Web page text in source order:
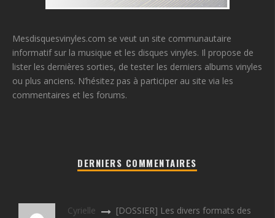
Mesdisquesvinyles.com se veut un site communautaire
informatif sur la musique et les disques vinyles. Il propose de
lister les dernières sorties, de tester les derniers albums vinyles
ou plus anciens. N’hésitez pas à participer au site via les
commentaires et les forums.
DERNIERS COMMENTAIRES
Cyrielle
[DOSSIER] Les divers formats des